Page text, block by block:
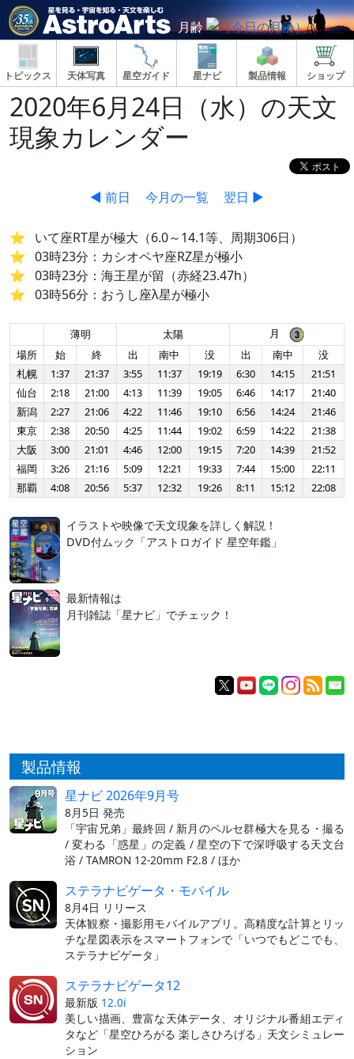
月齢
トピックス 天体写真 星空ガイド 星ナビ 製品情報 ショップ
2020年6月24日（水）の天文
現象カレンダー
◀ 前日 今月の一覧 翌日 ▶
いて座RT星が極大（6.0～14.1等、周期306日）
03時23分：カシオペヤ座RZ星が極小
03時23分：海王星が留（赤経23.47h）
03時56分：おうし座λ星が極小
薄明 太陽
月
場所
始 終 出 南中 没 出 南中
没
札幌
1:37 21:37 3:55 11:37 19:19 6:30 14:15
21:51
仙台
2:18 21:00 4:13 11:39 19:05 6:46 14:17
21:40
新潟
2:27 21:06 4:22 11:46 19:10 6:56 14:24
21:46
東京
2:38 20:50 4:25 11:44 19:02 6:59 14:22
21:38
大阪
3:00 21:01 4:46 12:00 19:15 7:20 14:39
21:52
福岡
3:26 21:16 5:09 12:21 19:33 7:44 15:00
22:11
那覇
4:08 20:56 5:37 12:32 19:26 8:11 15:12 22:08
イラストや映像で天文現象を詳しく解説！
DVD付ムック「アストロガイド 星空年鑑」
最新情報は
月刊雑誌「星ナビ」でチェック！
製品情報
星ナビ 2026年9月号
8月5日 発売
「宇宙兄弟」最終回 / 新月のペルセ群極大を見る・撮る
/ 変わる「惑星」の定義 / 星空の下で深呼吸する天文台
浴 / TAMRON 12-20mm F2.8 / ほか
ステラナビゲータ・モバイル
8月4日 リリース
天体観察・撮影用モバイルアプリ。高精度な計算とリッ
チな星図表示をスマートフォンで「いつでもどこでも、
ステラナビゲータ」
ステラナビゲータ12
最新版 12.0i
美しい描画、豊富な天体データ、オリジナル番組エディ
タなど「星空ひろがる 楽しさひろげる」天文シミュレー
ション